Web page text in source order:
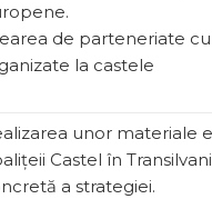
de parteneriate
la castele
unor materiale
Castel în
a strategiei.